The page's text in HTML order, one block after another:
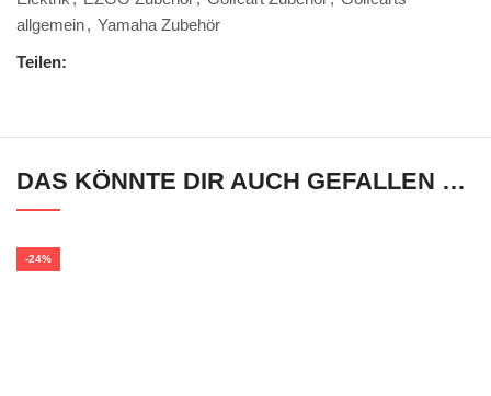
allgemein, Yamaha Zubehör
Teilen:
DAS KÖNNTE DIR AUCH GEFALLEN …
-24%